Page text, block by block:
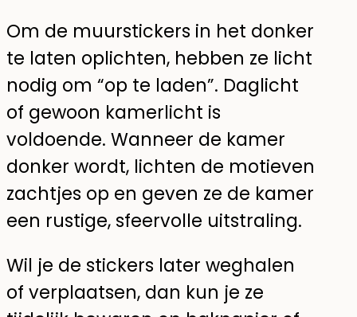
Om de muurstickers in het donker
te laten oplichten, hebben ze licht
nodig om “op te laden”. Daglicht
of gewoon kamerlicht is
voldoende. Wanneer de kamer
donker wordt, lichten de motieven
zachtjes op en geven ze de kamer
een rustige, sfeervolle uitstraling.
Wil je de stickers later weghalen
of verplaatsen, dan kun je ze